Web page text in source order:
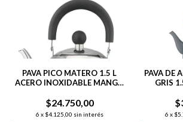
PAVA PICO MATERO 1.5 L
ACERO INOXIDABLE MANGO
$24.750,00
6 x $4.125,00 sin interés
PAVA DE
GRIS
6 x